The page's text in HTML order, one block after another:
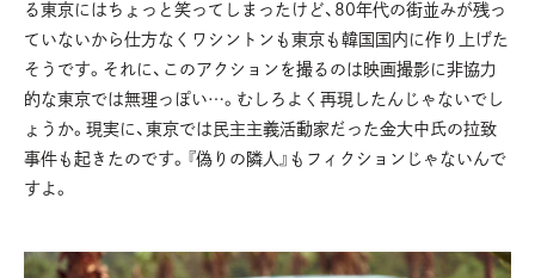
る東京にはちょっと笑ってしまったけど、80年代の街並みが残っ
ていないから仕方なくワシントンも東京も韓国国内に作り上げた
そうです。それに、このアクションを撮るのは映画撮影に非協力
的な東京では無理っぽい…。むしろよく再現したんじゃないでし
ょうか。現実に、東京では民主主義活動家だった金大中氏の拉致
事件も起きたのです。『偽りの隣人』もフィクションじゃないんで
すよ。